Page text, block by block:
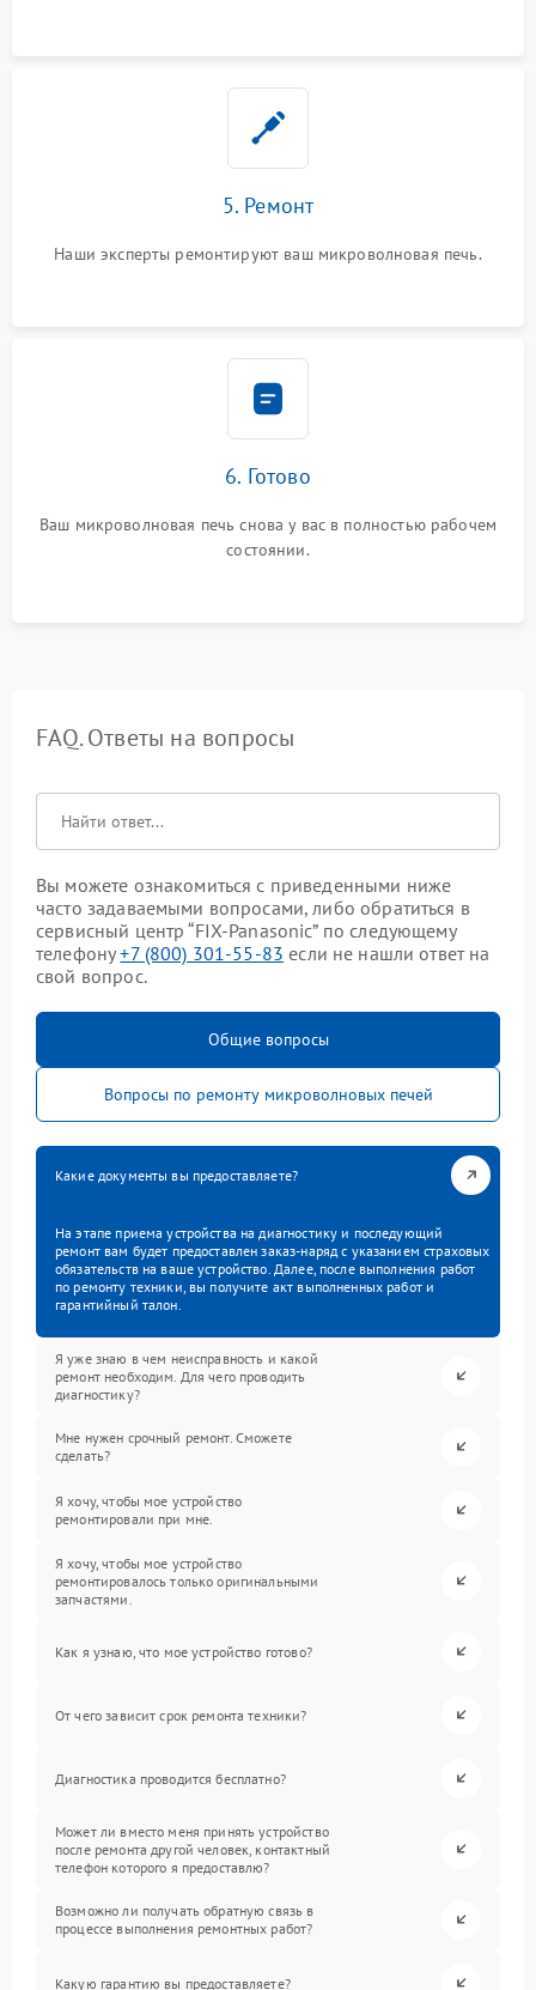
5. Ремонт
Наши эксперты ремонтируют ваш микроволновая печь.
6. Готово
Ваш микроволновая печь снова у вас в полностью рабочем
состоянии.
FAQ. Ответы на вопросы
Вы можете ознакомиться с приведенными ниже
часто задаваемыми вопросами, либо обратиться в
сервисный центр “FIX-Panasonic” по следующему
телефону+7 (800) 301-55-83 если не нашли ответ на
свой вопрос.
Общие вопросы
Вопросы по ремонту микроволновых печей
Какие документы вы предоставляете?
На этапе приема устройства на диагностику и последующий
ремонт вам будет предоставлен заказ-наряд с указанием страховых
обязательств на ваше устройство. Далее, после выполнения работ
по ремонту техники, вы получите акт выполненных работ и
гарантийный талон.
Я уже знаю в чем неисправность и какой
ремонт необходим. Для чего проводить
диагностику?
Мне нужен срочный ремонт. Сможете
сделать?
Я хочу, чтобы мое устройство
ремонтировали при мне.
Я хочу, чтобы мое устройство
ремонтировалось только оригинальными
запчастями.
Как я узнаю, что мое устройство готово?
От чего зависит срок ремонта техники?
Диагностика проводится бесплатно?
Может ли вместо меня принять устройство
после ремонта другой человек, контактный
телефон которого я предоставлю?
Возможно ли получать обратную связь в
процессе выполнения ремонтных работ?
Какую гарантию вы предоставляете?